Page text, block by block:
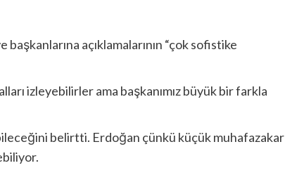
açıklamalarının “çok sofistike
izleyebilirler ama başkanımız büyük bir farkla
belirtti. Erdoğan çünkü küçük muhafazakar